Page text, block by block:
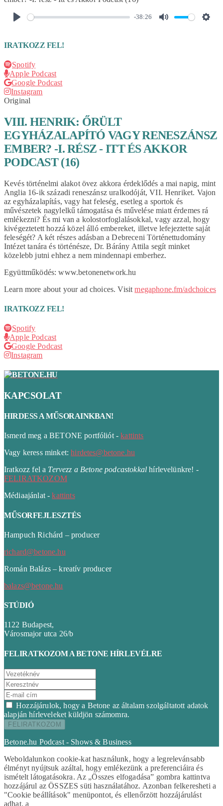
-38:26
IRATKOZZ FEL!
Spotify
Apple Podcast
Google Podcast
Instagram
Original
VIII. HENRIK: ŐRÜLT
EGYHÁZALAPÍTÓ VAGY RENESZÁNSZ
EMBER? -I. RÉSZ - ITT ÉS AKKOR
PODCAST (16)
Kevés történelmi alakot övez akkora érdeklődés a mai napig, mint
Anglia 16-ik századi reneszánsz uralkodóját, VII. Henriket. Vajon
az egyházalapítás, vagy hat feleség, esetleg a sportok és
művészetek nagylelkű támogatása és művelése miatt érdemes rá
emlékezni? És mi van a kolostorfoglalásokkal, vagy azzal, hogy
kivégeztetett hozzá közel álló embereket, illetve lefejeztette saját
feleségét? A két részes adásban a Debreceni Történettudomány
Intézet tanára és történésze, Dr. Bárány Attila segít minket
közelebb jutni ehhez a nem mindennapi emberhez.
Együttműködés: www.betonenetwork.hu
Learn more about your ad choices. Visitmegaphone.fm/adchoices
IRATKOZZ FEL!
Spotify
Apple Podcast
Google Podcast
Instagram
KAPCSOLAT
HIRDESS A MŰSORAINKBAN!
Ismerd meg a BETONE portfóliót -kattints
Vagy keress minket:hirdetes@betone.hu
Iratkozz fel a Tervezz a Betone podcastokkal hírlevelünkre! -
FELIRATKOZOM
Médiaajánlat -kattints
MŰSORFEJLESZTÉS
Hampuch Richárd – producer
richard@betone.hu
Román Balázs – kreatív producer
balazs@betone.hu
STÚDIÓ
1122 Budapest,
Városmajor utca 26/b
FELIRATKOZOM A BETONE HÍRLEVÉLRE
Hozzájárulok, hogy a Betone az általam szolgáltatott adatok
alapján hírleveleket küldjön számomra.
Betone.hu Podcast - Shows & Business
Weboldalunkon cookie-kat használunk, hogy a legrelevánsabb
élményt nyújtsuk azáltal, hogy emlékezünk a preferenciáira és
ismételt látogatásokra. Az „Összes elfogadása” gombra kattintva
hozzájárul az ÖSSZES süti használatához. Azonban felkeresheti a
"Cookie beállítások" menüpontot, és ellenőrzött hozzájárulást
adhat. a